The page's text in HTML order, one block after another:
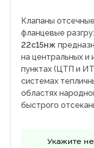
Клапаны
фланцевые
22с15нж
на центральных и
пунктах (ЦТП и
системах
областях
быстрого
Укажите